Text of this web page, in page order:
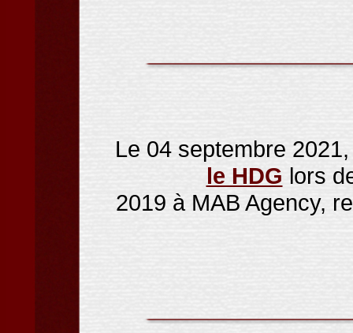
Le 04 septembre
le HDG lors
2019 à MAB Agency,